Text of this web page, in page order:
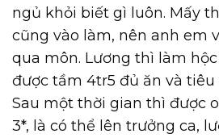
ngủ khỏi biết gì luôn. Mấy
cũng vào làm, nên anh em
qua môn. Lương thì làm
được tầm 4tr5 đủ ăn và tiêu
Sau một thời gian thì được
3*, là có thể lên trưởng ca,